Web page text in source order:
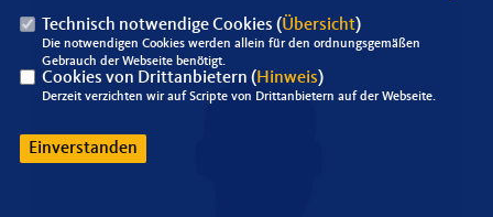
Technisch notwendige Cookies (Übersicht)
Die notwendigen Cookies werden allein für den ordnungsgemäßen
Gebrauch der Webseite benötigt.
Cookies von Drittanbietern ( Hinweis)
Derzeit verzichten wir auf Scripte von Drittanbietern auf der Webseite.
Einverstanden